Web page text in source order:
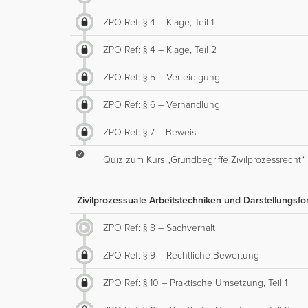
ZPO Ref: § 4 – Klage, Teil 1
ZPO Ref: § 4 – Klage, Teil 2
ZPO Ref: § 5 – Verteidigung
ZPO Ref: § 6 – Verhandlung
ZPO Ref: § 7 – Beweis
Quiz zum Kurs „Grundbegriffe Zivilprozessrecht“
Zivilprozessuale Arbeitstechniken und
ZPO Ref: § 8 – Sachverhalt
ZPO Ref: § 9 – Rechtliche Bewertung
ZPO Ref: § 10 – Praktische Umsetzung, Teil 1